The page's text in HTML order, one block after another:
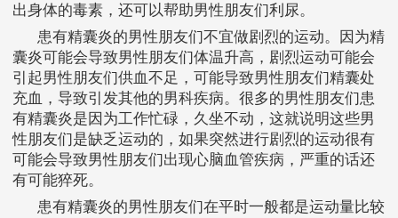
出身体的毒素，还可以帮助男性朋友们利尿。
患有精囊炎的男性朋友们不宜做剧烈的运动。因为精
囊炎可能会导致男性朋友们体温升高，剧烈运动可能会
引起男性朋友们供血不足，可能导致男性朋友们精囊处
充血，导致引发其他的男科疾病。很多的男性朋友们患
有精囊炎是因为工作忙碌，久坐不动，这就说明这些男
性朋友们是缺乏运动的，如果突然进行剧烈的运动很有
可能会导致男性朋友们出现心脑血管疾病，严重的话还
有可能猝死。
患有精囊炎的男性朋友们在平时一般都是运动量比较